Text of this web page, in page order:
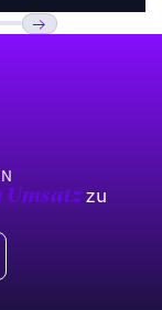
Umsatzzu